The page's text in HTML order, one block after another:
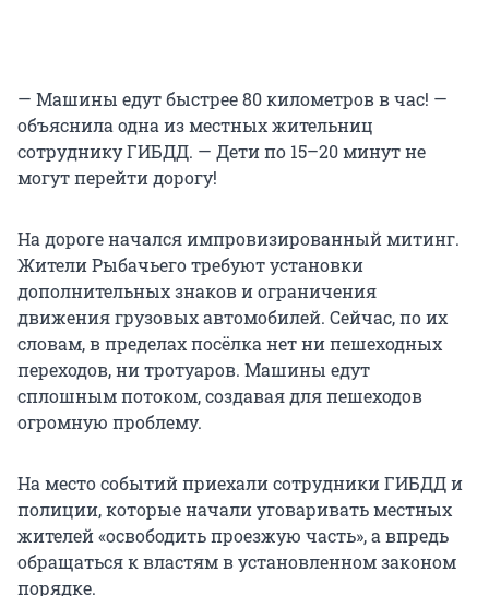
— Машины едут быстрее 80 километров в час! —
объяснила одна из местных жительниц
сотруднику ГИБДД. — Дети по 15–20 минут не
могут перейти дорогу!
На дороге начался импровизированный митинг.
Жители Рыбачьего требуют установки
дополнительных знаков и ограничения
движения грузовых автомобилей. Сейчас, по их
словам, в пределах посёлка нет ни пешеходных
переходов, ни тротуаров. Машины едут
сплошным потоком, создавая для пешеходов
огромную проблему.
На место событий приехали сотрудники ГИБДД и
полиции, которые начали уговаривать местных
жителей «освободить проезжую часть», а впредь
обращаться к властям в установленном законом
порядке.